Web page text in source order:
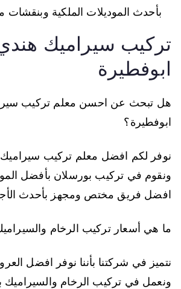
بأحدث الموديلات الملكية وبنقشات
تركيب سيراميك
ابوفطيرة
هل تبحث عن احسن معلم تركيب
ابوفطيرة؟
نوفر لكم افضل معلم تركيب
ونقوم في تركيب بورسلان بأفضل
افضل فريق مختص ومجهز بأحدث
ما هي أسعار تركيب الرخام
نتميز في شركتنا بأننا نوفر افضل
ونعمل في تركيب الرخام والسيراميك